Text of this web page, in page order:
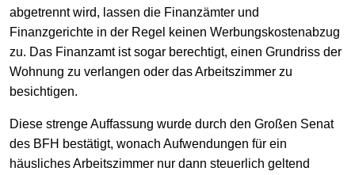
abgetrennt wird, lassen die Finanzämter und
Finanzgerichte in der Regel keinen Werbungskostenabzug
zu. Das Finanzamt ist sogar berechtigt, einen Grundriss der
Wohnung zu verlangen oder das Arbeitszimmer zu
besichtigen.
Diese strenge Auffassung wurde durch den Großen Senat
des BFH bestätigt, wonach Aufwendungen für ein
häusliches Arbeitszimmer nur dann steuerlich geltend